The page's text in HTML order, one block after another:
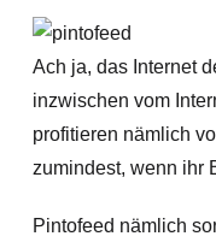
Ach ja, das Internet
inzwischen vom
profitieren nämlich
zumindest, wenn ihr
Pintofeed nämlich